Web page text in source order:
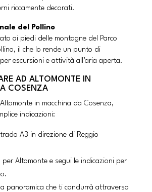
riccamente decorati.
del Pollino
ai piedi delle montagne del Parco
il che lo rende un punto di
escursioni e attività all’aria aperta.
AD ALTOMONTE IN
COSENZA
in macchina da Cosenza,
indicazioni:
A3 in direzione di Reggio
per Altomonte e segui le indicazioni per
panoramica che ti condurrà attraverso